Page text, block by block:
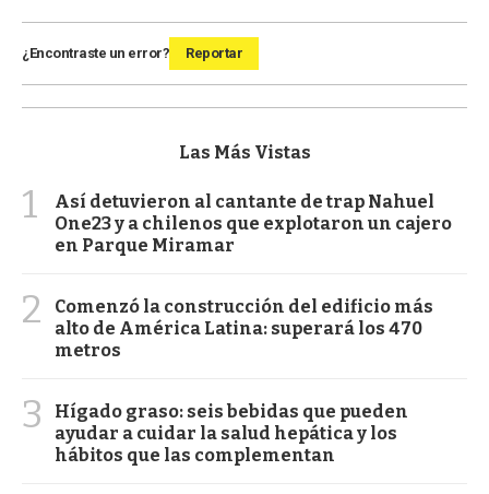
¿Encontraste un error? Reportar
Las Más Vistas
1
Así detuvieron al cantante de trap Nahuel
One23 y a chilenos que explotaron un cajero
en Parque Miramar
2
Comenzó la construcción del edificio más
alto de América Latina: superará los 470
metros
3
Hígado graso: seis bebidas que pueden
ayudar a cuidar la salud hepática y los
hábitos que las complementan